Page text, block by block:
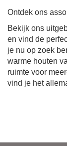
Ontdek ons
Bekijk ons
en vind de
je nu op zoek
warme houten
ruimte voor
vind je het